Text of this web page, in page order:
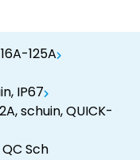
125A
IP67
schuin, QUICK-
Sch